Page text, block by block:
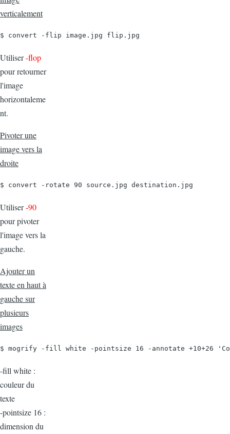
verticalement
$ convert -flip image.jpg flip.jpg
Utiliser-flop
pour retourner
l'image
horizontaleme
nt.
Pivoter une
image vers la
droite
$ convert -rotate 90 source.jpg destination.jpg
Utiliser-90
pour pivoter
l'image vers la
gauche.
Ajouter un
texte en haut à
gauche sur
plusieurs
images
$ mogrify -fill white -pointsize 16 -annotate +10+26
-fill white :
couleur du
texte
-pointsize 16 :
dimension du